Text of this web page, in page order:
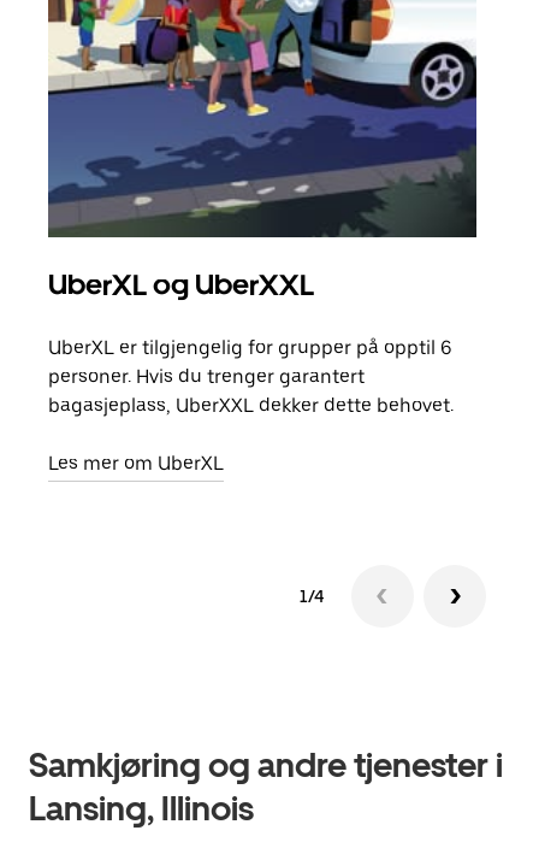
UberXL og UberXXL
UberXL er tilgjengelig for grupper på opptil 6
personer. Hvis du trenger garantert
bagasjeplass, UberXXL dekker dette behovet.
Les mer om UberXL
1/4
Samkjøring og andre tjenester i
Lansing, Illinois